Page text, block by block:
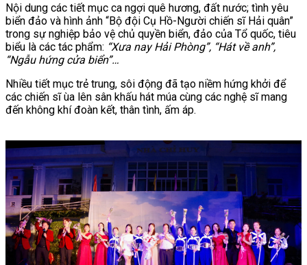
Nội dung các tiết mục ca ngợi quê hương, đất nước; tình yêu
biển đảo và hình ảnh “Bộ đội Cụ Hồ-Người chiến sĩ Hải quân”
trong sự nghiệp bảo vệ chủ quyền biển, đảo của Tổ quốc, tiêu
biểu là các tác phẩm: “Xưa nay Hải Phòng”, “Hát về anh”,
“Ngẫu hứng cửa biển”…
Nhiều tiết mục trẻ trung, sôi động đã tạo niềm hứng khởi để
các chiến sĩ ùa lên sân khấu hát múa cùng các nghệ sĩ mang
đến không khí đoàn kết, thân tình, ấm áp.